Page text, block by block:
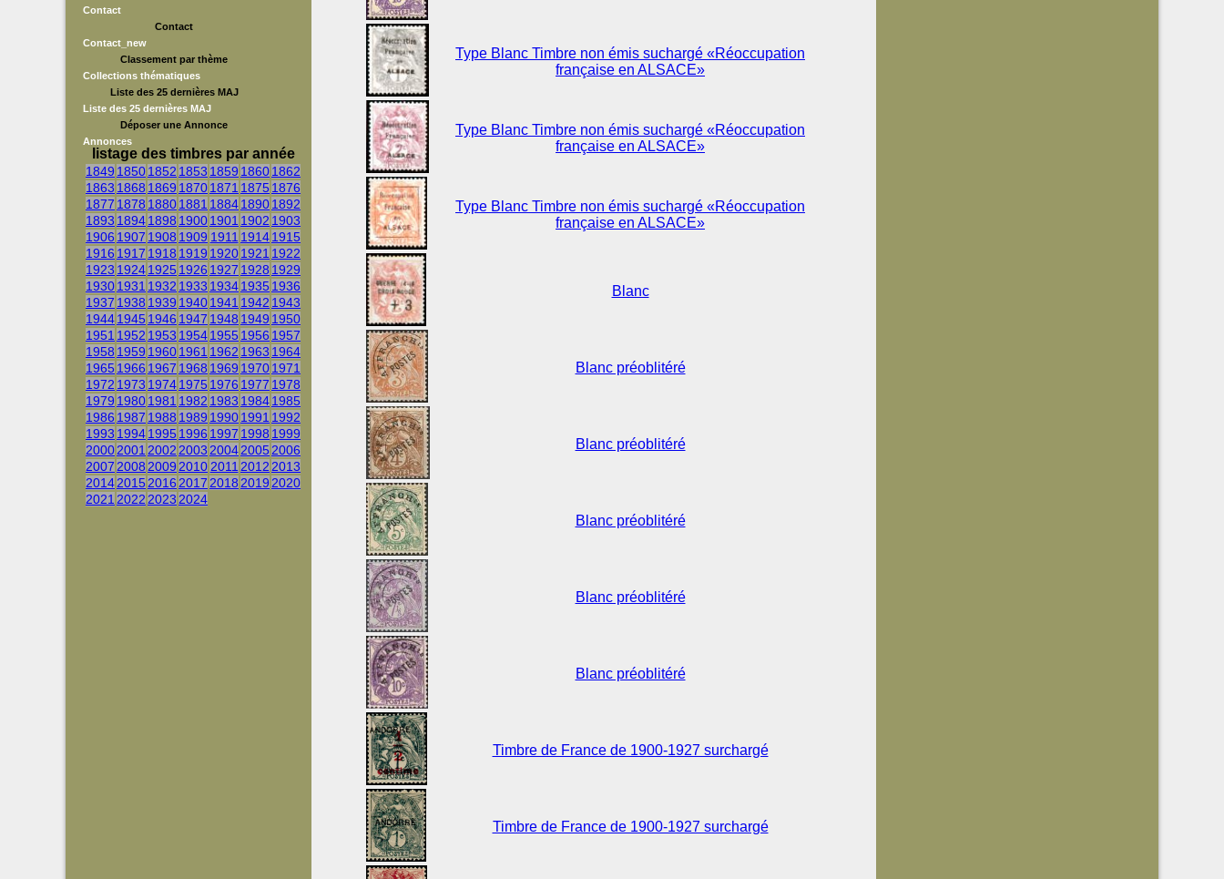
Contact
Contact
Contact_new
Classement par thème
Collections thématiques
Liste des 25 dernières MAJ
Liste des 25 dernières MAJ
Déposer une Annonce
Annonces
listage des timbres par année
1849 18501852 1853 1859 18601862
1863 1868 1869 18701871 1875 1876
1877 1878 18801881 188418901892
1893 18941898 19001901 1902 1903
1906 1907 1908 1909 1911 19141915
1916 1917 1918 1919 19201921 1922
1923 19241925 1926 1927 1928 1929
19301931 1932 1933 19341935 1936
1937 1938 1939 19401941 1942 1943
19441945 1946 1947 1948 1949 1950
1951 1952 1953 19541955 1956 1957
1958 1959 19601961 1962 1963 1964
1965 1966 1967 1968 1969 19701971
1972 1973 19741975 1976 1977 1978
1979 19801981 1982 1983 19841985
1986 1987 1988 1989 19901991 1992
1993 19941995 1996 1997 1998 1999
20002001 2002 2003 20042005 2006
2007 2008 2009 2010 2011 2012 2013
20142015 2016 2017 2018 2019 2020
2021 2022 2023 2024
Type Blanc Timbre non émis suchargé «Réoccupation
française en ALSACE»
Type Blanc Timbre non émis suchargé «Réoccupation
française en ALSACE»
Type Blanc Timbre non émis suchargé «Réoccupation
française en ALSACE»
Blanc
Blanc préoblitéré
Blanc préoblitéré
Blanc préoblitéré
Blanc préoblitéré
Blanc préoblitéré
Timbre de France de 1900-1927 surchargé
Timbre de France de 1900-1927 surchargé